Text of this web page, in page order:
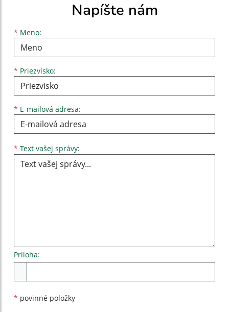
Napíšte nám
* Meno:
Meno
* Priezvisko:
Priezvisko
* E-mailová adresa:
E-mailová adresa
* Text vašej správy:
Príloha:
* povinné položky